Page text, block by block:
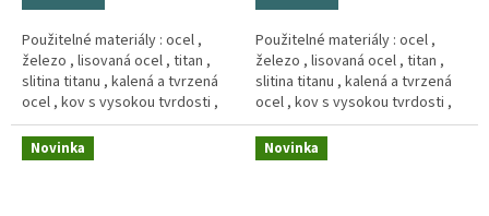
Použitelné materiály : ocel ,
železo , lisovaná ocel , titan ,
slitina titanu , kalená a tvrzená
ocel , kov s vysokou tvrdosti ,
Měd´ , litina .
Použitelné materiály : ocel ,
železo , lisovaná ocel , titan ,
slitina titanu , kalená a tvrzená
ocel , kov s vysokou tvrdosti ,
Měd´ , litina .
Novinka Novinka